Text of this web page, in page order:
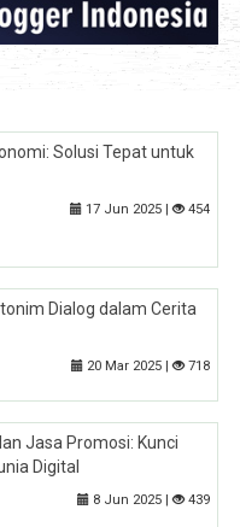
Solusi Tepat untuk
17 Jun 2025 | 454
Dialog dalam Cerita
20 Mar 2025 | 718
Jasa Promosi: Kunci
Digital
8 Jun 2025 | 439